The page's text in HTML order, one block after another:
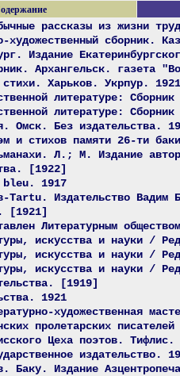
рассказы из жизни
сборник.
Издание
Архангельск. газета
Харьков. Укрпур. 1921
литературе:
литературе:
Омск. Без издательства.
и стихов памяти 26-ти
Л.; М. Издание
[1922]
1917
Издательство Вадим
[1921]
Литературным
искусства и науки /
искусства и науки /
искусства и науки /
[1919]
1921
художественная
пролетарских
Цеха поэтов.
издательство.
Баку. Издание